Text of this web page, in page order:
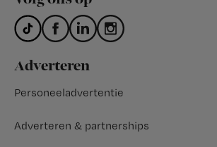
Adverteren
Personeeladvertentie
Adverteren & partnerships